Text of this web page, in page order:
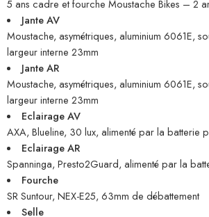
5 ans cadre et fourche Moustache Bikes – 2
Jante AV
Moustache, asymétriques, aluminium 6061E,
largeur interne 23mm
Jante AR
Moustache, asymétriques, aluminium 6061E,
largeur interne 23mm
Eclairage AV
AXA, Blueline, 30 lux, alimenté par la batterie
Eclairage AR
Spanninga, Presto2Guard, alimenté par la
Fourche
SR Suntour, NEX-E25, 63mm de débattement
Selle